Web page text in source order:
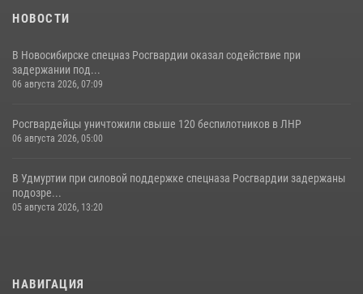
НОВОСТИ
В Новосибирске спецназ Росгвардии оказал содействие при
задержании под...
06 августа 2026, 07:09
Росгвардейцы уничтожили свыше 120 беспилотников в ЛНР
06 августа 2026, 05:00
В Удмуртии при силовой поддержке спецназа Росгвардии задержаны
подозре...
05 августа 2026, 13:20
НАВИГАЦИЯ